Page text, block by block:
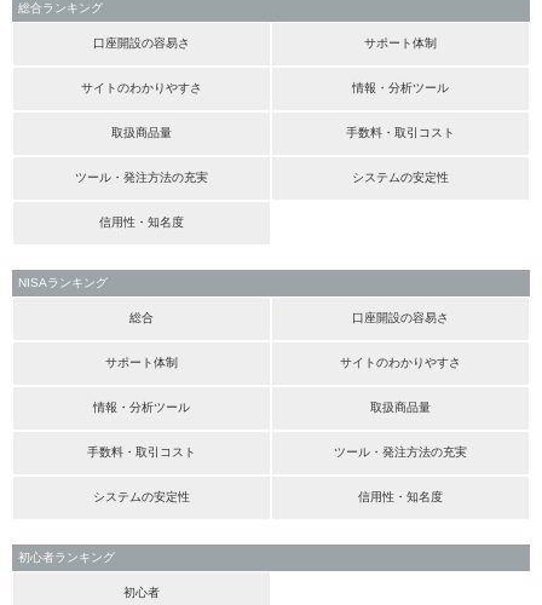
総合ランキング
口座開設の容易さ サポート体制
サイトのわかりやすさ 情報・分析ツール
取扱商品量 手数料・取引コスト
ツール・発注方法の充実 システムの安定性
信用性・知名度
NISAランキング
総合 口座開設の容易さ
サポート体制 サイトのわかりやすさ
情報・分析ツール 取扱商品量
手数料・取引コスト ツール・発注方法の充実
システムの安定性 信用性・知名度
初心者ランキング
初心者